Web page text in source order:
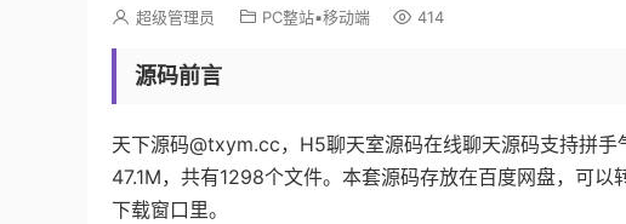
超级管理员 PC整站▪移动端 414
源码前言
天下源码@txym.cc，H5聊天室源码在线聊天源码支持拼
47.1M，共有1298个文件。本套源码存放在百度网盘，可
下载窗口里。